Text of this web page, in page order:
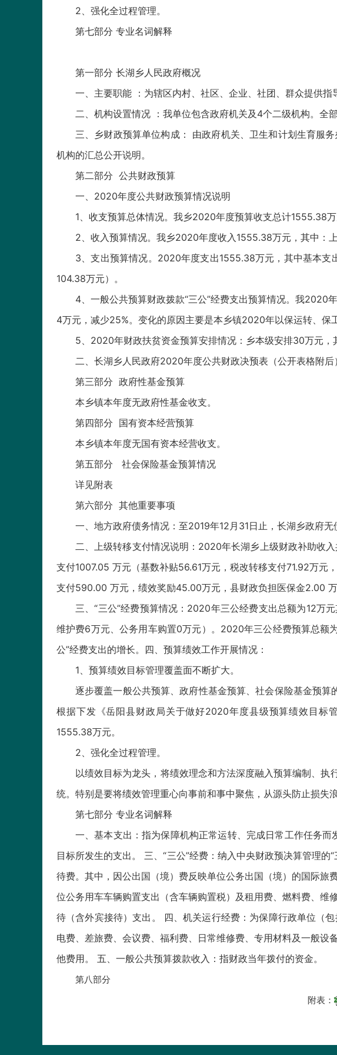
2、强化全过程管理。
第七部分 专业名词解释
第一部分 长湖乡人民政府概况
一、主要职能 ：为辖区内村、社区、企业、社团、群众提供指
二、机构设置情况 ：我单位包含政府机关及4个二级机构。全
三、乡财政预算单位构成： 由政府机关、卫生和计划生育服
机构的汇总公开说明。
第二部分 公共财政预算
一、2020年度公共财政预算情况说明
1、收支预算总体情况。我乡2020年度预算收支总计1555.38
2、收入预算情况。我乡2020年度收入1555.38万元，其中：
3、支出预算情况。2020年度支出1555.38万元，其中基本
104.38万元）。
4、一般公共预算财政拨款“三公”经费支出预算情况。我2020
4万元，减少25%。变化的原因主要是本乡镇2020年以保运转、保
5、2020年财政扶贫资金预算安排情况：乡本级安排30万元，
二、长湖乡人民政府2020年度公共财政决预表（公开表格附后）
第三部分 政府性基金预算
本乡镇本年度无政府性基金收支。
第四部分 国有资本经营预算
本乡镇本年度无国有资本经营收支。
第五部分 社会保险基金预算情况
详见附表
第六部分 其他重要事项
一、地方政府债务情况：至2019年12月31日止，长湖乡政府无
二、上级转移支付情况说明：2020年长湖乡上级财政补助收
支付1007.05 万元（基数补贴56.61万元，税改转移支付71.92万元
支付590.00 万元，绩效奖励45.00万元，县财政负担医保金2.00
三、“三公”经费预算情况：2020年三公经费支出总额为12万
维护费6万元、公务用车购置0万元）。2020年三公经费预算总额
公”经费支出的增长。四、预算绩效工作开展情况：
1、预算绩效目标管理覆盖面不断扩大。
逐步覆盖一般公共预算、政府性基金预算、社会保险基金预
根据下发《岳阳县财政局关于做好2020年度县级预算绩效目标
1555.38万元。
2、强化全过程管理。
以绩效目标为龙头，将绩效理念和方法深度融入预算编制、
统。特别是要将绩效管理重心向事前和事中聚焦，从源头防止损失浪
第七部分 专业名词解释
一、基本支出：指为保障机构正常运转、完成日常工作任务
目标所发生的支出。 三、“三公”经费：纳入中央财政预决算管理
待费。其中，因公出国（境）费反映单位公务出国（境）的国际
位公务用车车辆购置支出（含车辆购置税）及租用费、燃料费、
待（含外宾接待）支出。 四、机关运行经费：为保障行政单位（
电费、差旅费、会议费、福利费、日常维修费、专用材料及一般
他费用。 五、一般公共预算拨款收入：指财政当年拨付的资金。
第八部分
附表：